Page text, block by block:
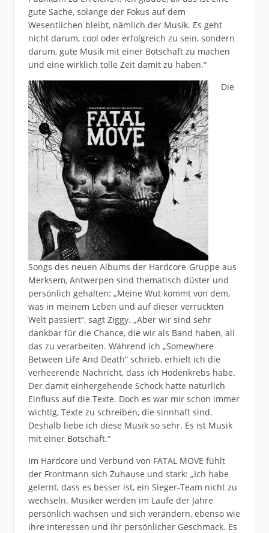
gute Sache, solange der Fokus auf dem
Wesentlichen bleibt, nämlich der Musik. Es geht
nicht darum, cool oder erfolgreich zu sein, sondern
darum, gute Musik mit einer Botschaft zu machen
und eine wirklich tolle Zeit damit zu haben.“
Die
Songs des neuen Albums der Hardcore-Gruppe aus
Merksem, Antwerpen sind thematisch düster und
persönlich gehalten: „Meine Wut kommt von dem,
was in meinem Leben und auf dieser verrückten
Welt passiert“, sagt Ziggy. „Aber wir sind sehr
dankbar für die Chance, die wir als Band haben, all
das zu verarbeiten. Während ich „Somewhere
Between Life And Death“ schrieb, erhielt ich die
verheerende Nachricht, dass ich Hodenkrebs habe.
Der damit einhergehende Schock hatte natürlich
Einfluss auf die Texte. Doch es war mir schon immer
wichtig, Texte zu schreiben, die sinnhaft sind.
Deshalb liebe ich diese Musik so sehr. Es ist Musik
mit einer Botschaft.“
Im Hardcore und Verbund von FATAL MOVE fühlt
der Frontmann sich Zuhause und stark: „Ich habe
gelernt, dass es besser ist, ein Sieger-Team nicht zu
wechseln. Musiker werden im Laufe der Jahre
persönlich wachsen und sich verändern, ebenso wie
ihre Interessen und ihr persönlicher Geschmack. Es